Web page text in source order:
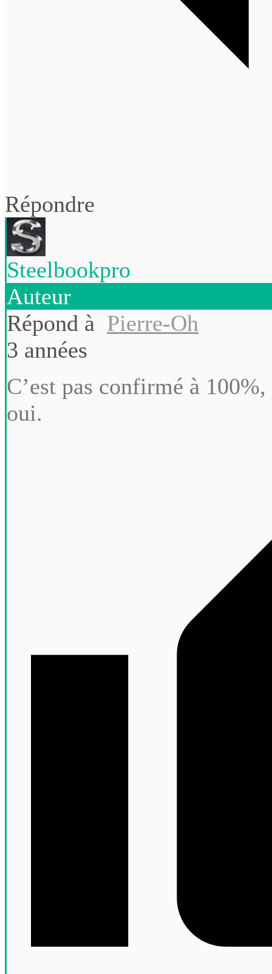
Répondre
Steelbookpro
Auteur
Répond à Pierre-Oh
3 années
C’est pas confirmé à
oui.